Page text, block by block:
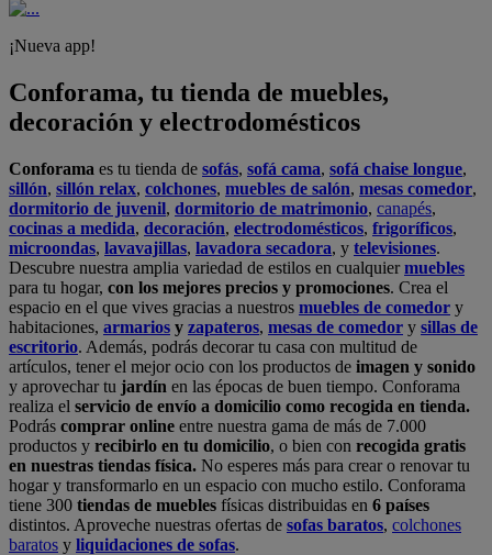
¡Nueva app!
Conforama, tu tienda de muebles,
decoración y electrodomésticos
Conforama es tu tienda de sofás, sofá cama, sofá chaise longue,
sillón, sillón relax, colchones, muebles de salón, mesas comedor,
dormitorio de juvenil, dormitorio de matrimonio, canapés,
cocinas a medida, decoración, electrodomésticos, frigoríficos,
microondas, lavavajillas, lavadora secadora, y televisiones.
Descubre nuestra amplia variedad de estilos en cualquiermuebles
para tu hogar, con los mejores precios y promociones. Crea el
espacio en el que vives gracias a nuestros muebles de comedor y
habitaciones, armarios y zapateros, mesas de comedor y sillas de
escritorio. Además, podrás decorar tu casa con multitud de
artículos, tener el mejor ocio con los productos de imagen y sonido
y aprovechar tu jardín en las épocas de buen tiempo. Conforama
realiza el servicio de envío a domicilio como recogida en tienda.
Podrás comprar online entre nuestra gama de más de 7.000
productos y recibirlo en tu domicilio, o bien con recogida gratis
en nuestras tiendas física. No esperes más para crear o renovar tu
hogar y transformarlo en un espacio con mucho estilo. Conforama
tiene 300 tiendas de muebles físicas distribuidas en 6 países
distintos. Aproveche nuestras ofertas de sofas baratos, colchones
baratos y liquidaciones de sofas.